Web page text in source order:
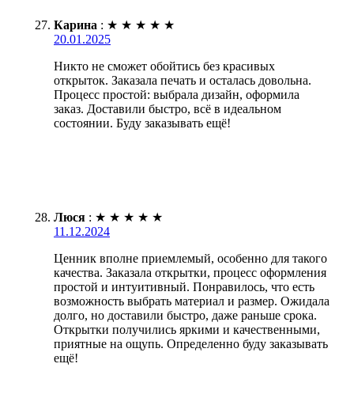
Карина : ★ ★ ★ ★ ★
20.01.2025
Никто не сможет обойтись без красивых
открыток. Заказала печать и осталась довольна.
Процесс простой: выбрала дизайн, оформила
заказ. Доставили быстро, всё в идеальном
состоянии. Буду заказывать ещё!
Люся : ★ ★ ★ ★ ★
11.12.2024
Ценник вполне приемлемый, особенно для такого
качества. Заказала открытки, процесс оформления
простой и интуитивный. Понравилось, что есть
возможность выбрать материал и размер. Ожидала
долго, но доставили быстро, даже раньше срока.
Открытки получились яркими и качественными,
приятные на ощупь. Определенно буду заказывать
ещё!